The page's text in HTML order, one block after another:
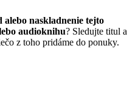
alebo naskladnenie tejto
audioknihu? Sledujte titul a
z toho pridáme do ponuky.